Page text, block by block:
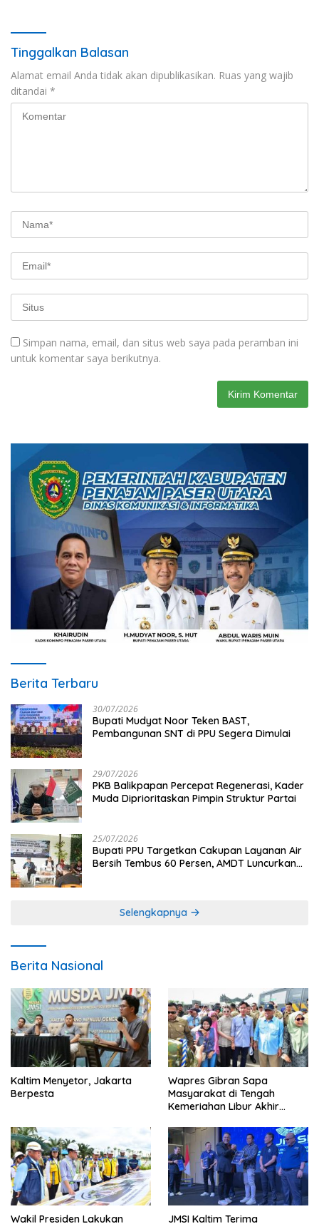
Tinggalkan Balasan
Alamat email Anda tidak akan dipublikasikan. Ruas yang wajib
ditandai *
Simpan nama, email, dan situs web saya pada peramban ini
untuk komentar saya berikutnya.
Berita Terbaru
30/07/2026
Bupati Mudyat Noor Teken BAST,
Pembangunan SNT di PPU Segera Dimulai
29/07/2026
PKB Balikpapan Percepat Regenerasi, Kader
Muda Diprioritaskan Pimpin Struktur Partai
25/07/2026
Bupati PPU Targetkan Cakupan Layanan Air
Bersih Tembus 60 Persen, AMDT Luncurkan
Selengkapnya
Berita Nasional
Kaltim Menyetor, Jakarta
Berpesta
Wapres Gibran Sapa
Masyarakat di Tengah
Kemeriahan Libur Akhir
Wakil Presiden Lakukan
JMSI Kaltim Terima